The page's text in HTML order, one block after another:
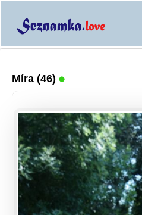
Míra (46)